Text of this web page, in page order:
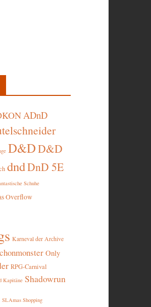
ADnD
D&DD&D
dndDnD 5E
Schuhe
Overflow
Karneval der Archive
Only
RPG-Carnival
Kapitäne Shadowrun
SLAmas Shopping